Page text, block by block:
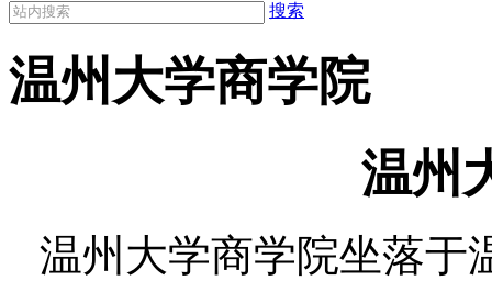
搜索
温州大学商学院
温州
温州大学商学院坐落于